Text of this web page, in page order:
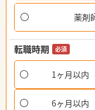
薬剤
転職時期 必須
1ヶ月以内
6ヶ月以内